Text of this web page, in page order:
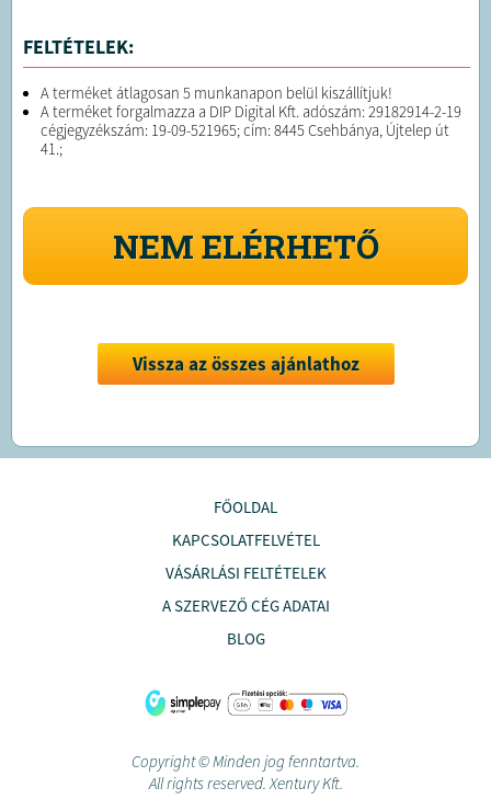
FELTÉTELEK:
A terméket átlagosan 5 munkanapon belül kiszállítjuk!
A terméket forgalmazza a DIP Digital Kft. adószám: 29182914-2-19
cégjegyzékszám: 19-09-521965; cím: 8445 Csehbánya, Újtelep út
41.;
NEM ELÉRHETŐ
Vissza az összes ajánlathoz
FŐOLDAL
KAPCSOLATFELVÉTEL
VÁSÁRLÁSI FELTÉTELEK
A SZERVEZŐ CÉG ADATAI
BLOG
Copyright © Minden jog fenntartva.
All rights reserved. Xentury Kft.